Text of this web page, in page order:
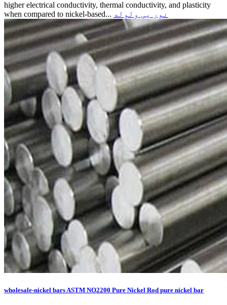
higher electrical conductivity, thermal conductivity, and plasticity
when compared to nickel-based... نور یی ولوله
wholesale-nickel bars ASTM NO2200 Pure Nickel Rod pure nickel bar